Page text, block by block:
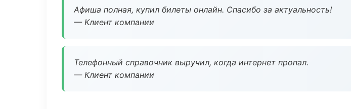
Афиша полная, купил билеты онлайн. Спасибо за актуальность!
— Клиент компании
Телефонный справочник выручил, когда интернет пропал.
— Клиент компании